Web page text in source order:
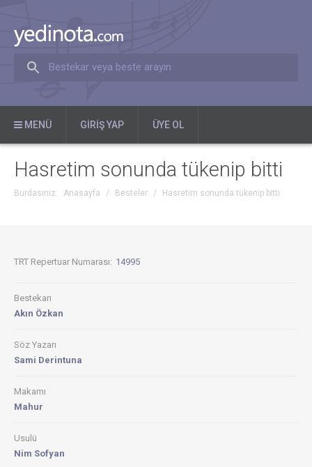
Bestekar veya beste arayın
MENÜ GIRIŞ YAP ÜYE OL
Hasretim sonunda tükenip bitti
Burdasınız: Anasayfa / Besteler / Hasretim sonunda tükenip bitti
TRT Repertuar Numarası: 14995
Bestekarı
Akın Özkan
Söz Yazarı
Sami Derintuna
Makamı
Mahur
Usulü
Nim Sofyan